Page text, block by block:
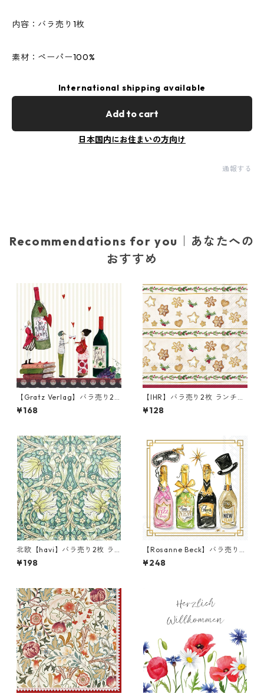
内容：バラ売り1枚
素材：ペーパー100%
International shipping available
Add to cart
日本国内にお住まいの方向け
通報する
Recommendations for you｜あなたへの
おすすめ
【Gratz Verlag】バラ売り2
枚 カクテルサイズ ペーパーナ
プキン Wein ベージュ
¥168
【IHR】バラ売り2枚 ランチサ
イズ ペーパーナプキン COOK
IE GARLAND クリーム
¥128
北欧【havi】バラ売り2枚 ラ
ンチサイズ ペーパーナプキン
Pimpernel グリーン William
¥198
【Rosanne Beck】バラ売り2
枚 カクテルサイズ ペーパーナ
プキン New Years Bottles ホ
¥248